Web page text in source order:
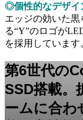
◎個性的なデザイ
エッジの効いた
る“Y”のロゴが
を採用しています
第6世代の
SSD搭載。
ームに合わ